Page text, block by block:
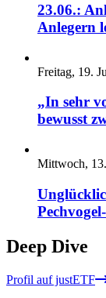
23.06.:
Anlegern
Freitag, 19.
„In sehr
bewusst
Mittwoch,
Deep Dive
Profil auf justETF